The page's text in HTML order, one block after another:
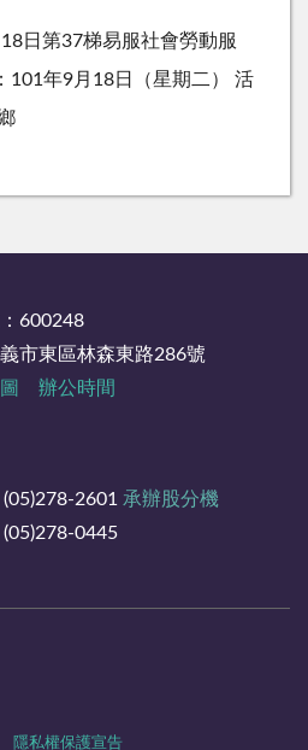
日第37梯易服社會勞動服
101年9月18日（星期二） 活
600248
市東區林森東路286號
辦公時間
2601 承辦股分機
0445
隱私權保護宣告